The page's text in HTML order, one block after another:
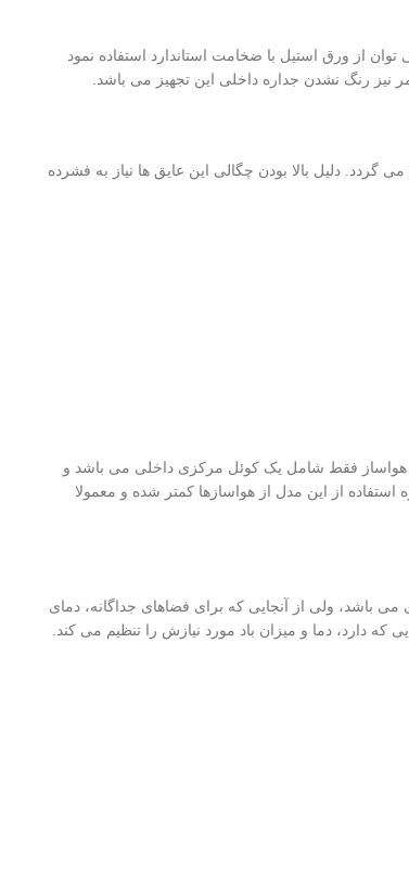
از ورق استیل با ضخامت استاندارد استفاده نمود
40 کیلوگرم بر متر مکعب و یا پشم سنگ با چگالی 96 کیلوگرم بر متر مکعب استفاده می گردد. دلیل بالا بودن چگالی این عایق ها نیاز به فشرده
هواساز فقط شامل یک کوئل مرکزی داخلی می باشد و
از این مدل از هواسازها کمتر شده و معمولا
باشد، ولی از آنجایی که برای فضاهای جداگانه، دمای
دارد، دما و میزان باد مورد نیازش را تنظیم می کند.